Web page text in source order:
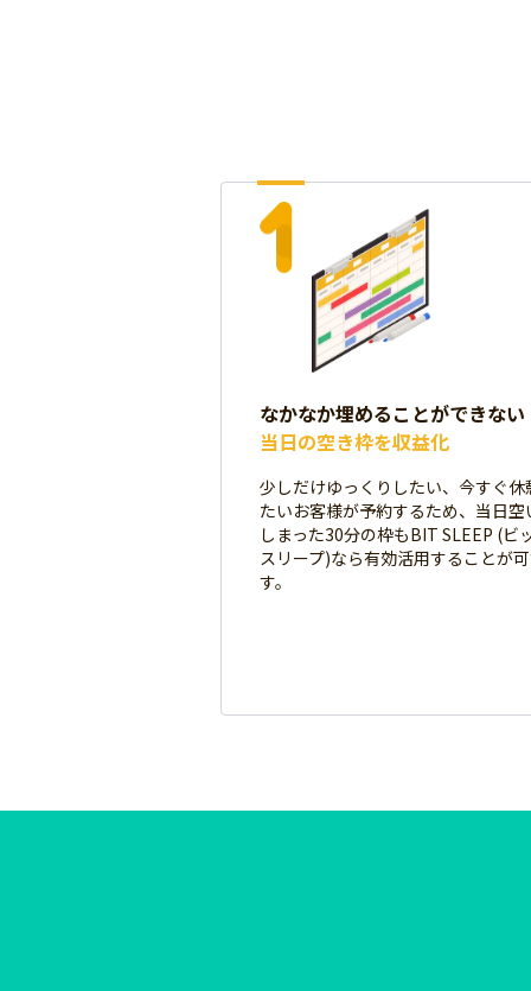
なかなか埋めることができない
当日の空き枠を収益化
少しだけゆっくりしたい、今すぐ休
たいお客様が予約するため、当日空
しまった30分の枠もBIT SLEEP (ビ
スリープ)なら有効活用することが
す。